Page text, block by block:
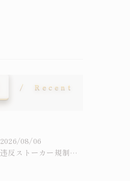
Recent
2026/08/06
因违反ストーカー規制法（跟踪骚扰）被逮捕后会怎样——程序流程、刑罚与通过示谈争取不起诉